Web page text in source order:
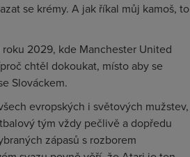
se krémy. A jak říkal můj kamoš, to
2029, kde Manchester United
chtěl dokoukat, místo aby se
Slováckem.
evropských i světových mužstev,
tým vždy pečlivě a dopředu
zápasů s rozborem